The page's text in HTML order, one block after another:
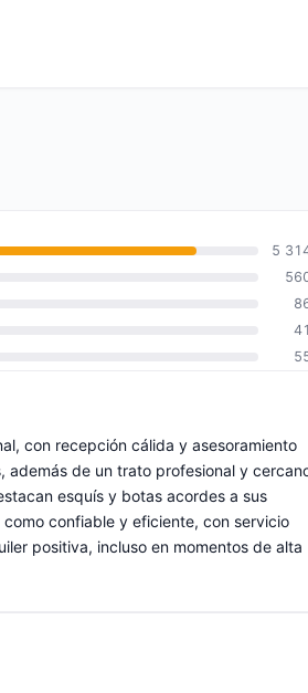
5
41
con recepción cálida y asesoramiento
de un trato profesional y
esquís y botas acordes a sus
confiable y eficiente, con servicio
positiva, incluso en momentos de alta